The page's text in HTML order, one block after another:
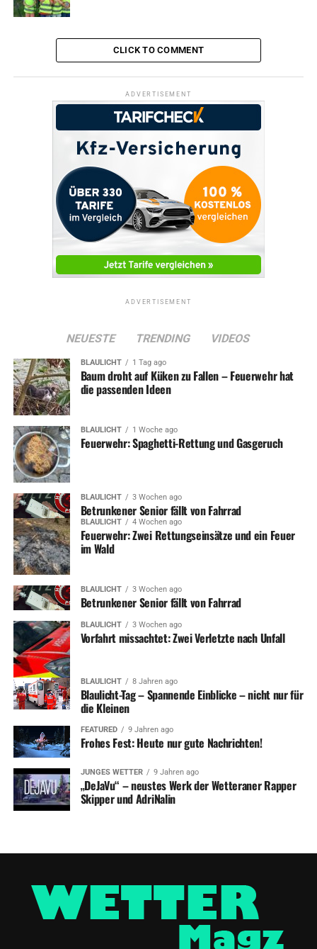
DON'T MISS
CLICK TO COMMENT
ADVERTISEMENT
ADVERTISEMENT
NEUESTE TRENDING VIDEOS
BLAULICHT 1 Tag ago
Baum droht auf Küken zu Fallen – Feuerwehr hat
die passenden Ideen
BLAULICHT 1 Woche ago
Feuerwehr: Spaghetti-Rettung und Gasgeruch
BLAULICHT 3 Wochen ago
Betrunkener Senior fällt von Fahrrad
BLAULICHT 4 Wochen ago
Feuerwehr: Zwei Rettungseinsätze und ein Feuer
im Wald
BLAULICHT 3 Wochen ago
Betrunkener Senior fällt von Fahrrad
BLAULICHT 3 Wochen ago
Vorfahrt missachtet: Zwei Verletzte nach Unfall
BLAULICHT 8 Jahren ago
Blaulicht-Tag – Spannende Einblicke – nicht nur für
die Kleinen
FEATURED 9 Jahren ago
Frohes Fest: Heute nur gute Nachrichten!
JUNGES WETTER 9 Jahren ago
„DeJaVu“ – neustes Werk der Wetteraner Rapper
Skipper und AdriNalin